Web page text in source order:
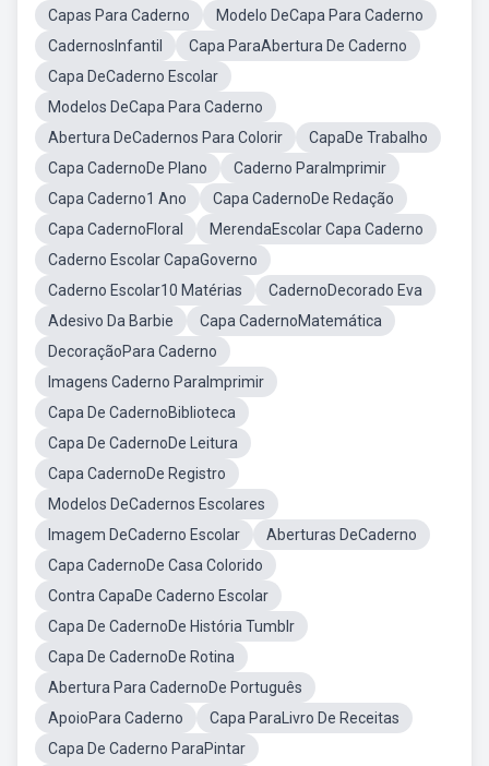
Capas Para Caderno
Modelo DeCapa Para Caderno
CadernosInfantil
Capa ParaAbertura De Caderno
Capa DeCaderno Escolar
Modelos DeCapa Para Caderno
Abertura DeCadernos Para Colorir
CapaDe Trabalho
Capa CadernoDe Plano
Caderno ParaImprimir
Capa Caderno1 Ano
Capa CadernoDe Redação
Capa CadernoFloral
MerendaEscolar Capa Caderno
Caderno Escolar CapaGoverno
Caderno Escolar10 Matérias
CadernoDecorado Eva
Adesivo Da Barbie
Capa CadernoMatemática
DecoraçãoPara Caderno
Imagens Caderno ParaImprimir
Capa De CadernoBiblioteca
Capa De CadernoDe Leitura
Capa CadernoDe Registro
Modelos DeCadernos Escolares
Imagem DeCaderno Escolar
Aberturas DeCaderno
Capa CadernoDe Casa Colorido
Contra CapaDe Caderno Escolar
Capa De CadernoDe História Tumblr
Capa De CadernoDe Rotina
Abertura Para CadernoDe Português
ApoioPara Caderno
Capa ParaLivro De Receitas
Capa De Caderno ParaPintar